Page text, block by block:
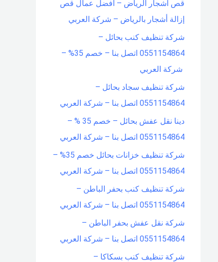
قص اشجار الرياض – افضل عمال قص
إزالة أشجار بالرياض – شركة العربي
شركة تنظيف كنب بحائل –
0551154864 اتصل بنا – خصم 35% –
شركة العربي
شركة تنظيف سجاد بحائل –
0551154864 اتصل بنا – شركة العربي
دينا نقل عفش بحائل – خصم 35 % –
0551154864 اتصل بنا – شركة العربي
شركة تنظيف خزانات بحائل خصم 35% –
0551154864 اتصل بنا – شركة العربي
شركة تنظيف كنب بحفر الباطن –
0551154864 اتصل بنا – شركة العربي
شركة نقل عفش بحفر الباطن –
0551154864 اتصل بنا – شركة العربي
شركة تنظيف كنب بسكاكا –